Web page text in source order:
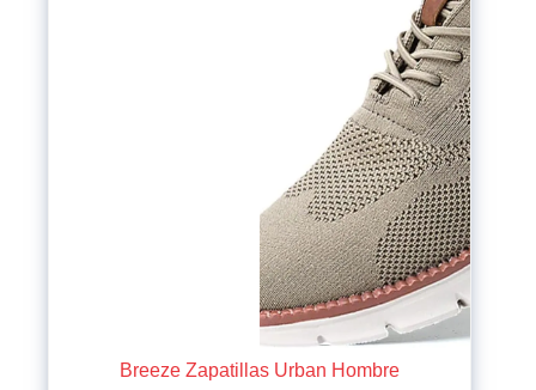
Breeze Zapatillas Urban Hombre